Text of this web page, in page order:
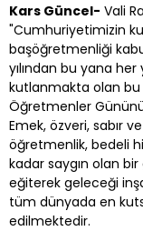
Kars Güncel- Vali
"Cumhuriyetimizin
başöğretmenliği
yılından bu yana
kutlanmakta olan
Öğretmenler
Emek, özveri, sabır
öğretmenlik, bedeli
kadar saygın olan
eğiterek geleceği
tüm dünyada en
edilmektedir.